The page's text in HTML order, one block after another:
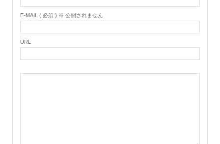
E-MAIL ( 必須 ) ※ 公開されません
URL